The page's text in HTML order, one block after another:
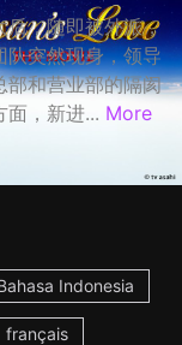
后，随即被外派，
队突然现身，领导
部和营业部的隔阂
面，新进... More
Indonesia
français